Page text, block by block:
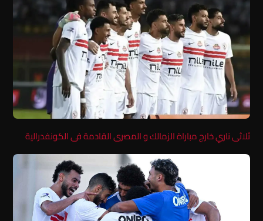
ثلاثى ناري خارج مباراة الزمالك و المصرى القادمة فى الكونفدرالية